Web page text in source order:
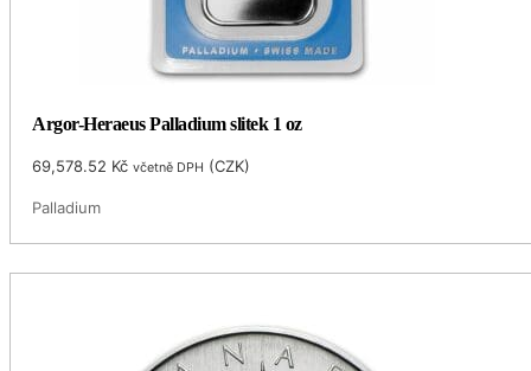
Argor-Heraeus Palladium slitek 1 oz
69,578.52 Kč včetně DPH (CZK)
Palladium